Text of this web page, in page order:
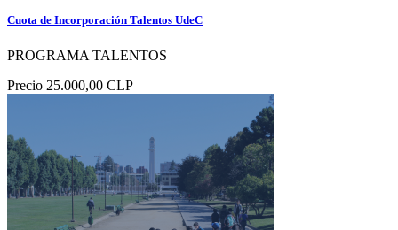
Cuota de Incorporación Talentos UdeC
PROGRAMA TALENTOS
Precio 25.000,00 CLP